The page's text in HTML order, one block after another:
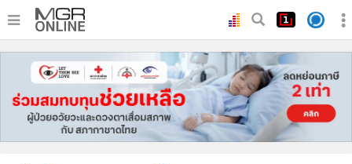
หน้าหลัก
ทันเหตุการณ์
• ภาคใต้